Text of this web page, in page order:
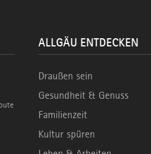
ALLGÄU ENTDECKEN
Draußen sein
Gesundheit & Genuss
Familienzeit
Kultur spüren